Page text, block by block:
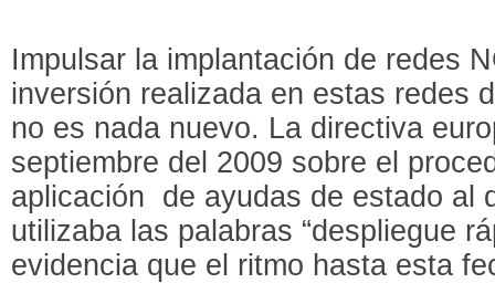
Impulsar la implantación de redes
inversión realizada en estas redes
no es nada nuevo. La directiva
septiembre del 2009 sobre el
aplicación de ayudas de estado al
utilizaba las palabras “despliegue
evidencia que el ritmo hasta esta